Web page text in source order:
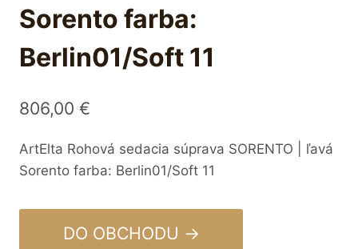
Sorento farba:
Berlin01/Soft 11
806,00 €
ArtElta Rohová sedacia súprava SORENTO | ľavá
Sorento farba: Berlin01/Soft 11
DO OBCHODU →